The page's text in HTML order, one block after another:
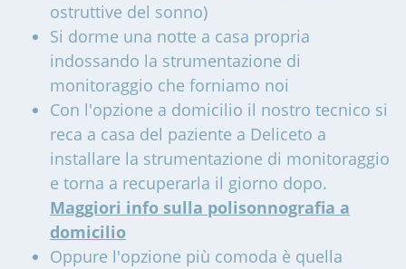
ostruttive del sonno)
Si dorme una notte a casa propria
indossando la strumentazione di
monitoraggio che forniamo noi
Con l'opzione a domicilio il nostro tecnico si
reca a casa del paziente a Deliceto a
installare la strumentazione di monitoraggio
e torna a recuperarla il giorno dopo.
Maggiori info sulla polisonnografia a
domicilio
Oppure l'opzione più comoda è quella